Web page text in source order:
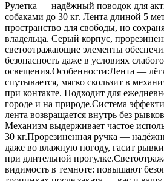
Рулетка — надёжный поводок для
собаками до 30 кг. Лента длиной 5
пространство для свободы, но
владельца. Серый корпус,
светоотражающие элементы
безопасность даже в условиях слабого
освещения.Особенности:Лента —
спутывается, мягко скользит в
при контакте. Подходит для
городе и на природе.Система
лента возвращается внутрь без
Механизм выдерживает частое
30 кг.Прорезиненная ручка —
даже во влажную погоду, гасит
при длительной
видимость в темноте: повышают